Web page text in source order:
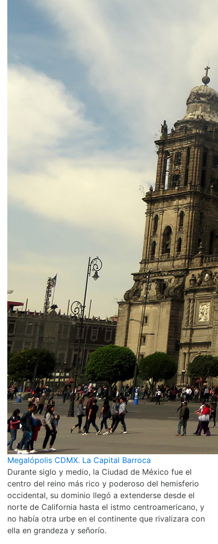
Megalópolis CDMX. La Capital Barroca
Durante siglo y medio, la Ciudad de México fue el
centro del reino más rico y poderoso del hemisferio
occidental, su dominio llegó a extenderse desde el
norte de California hasta el istmo centroamericano, y
no había otra urbe en el continente que rivalizara con
ella en grandeza y señorío.